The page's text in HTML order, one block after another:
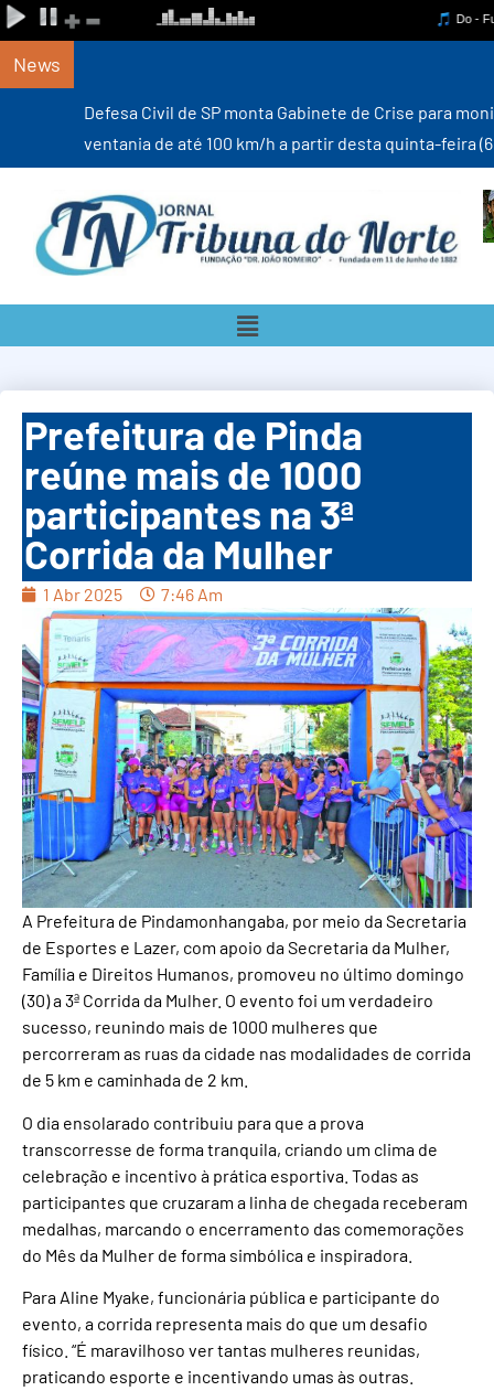
News
Defesa Civil de SP monta Gabinete de Crise para monitorar
ventania de até 100 km/h a partir desta quinta-feira (6)
Prefeitura de Pinda
reúne mais de 1000
participantes na 3ª
Corrida da Mulher
1 Abr 2025 7:46 Am
A Prefeitura de Pindamonhangaba, por meio da Secretaria
de Esportes e Lazer, com apoio da Secretaria da Mulher,
Família e Direitos Humanos, promoveu no último domingo
(30) a 3ª Corrida da Mulher. O evento foi um verdadeiro
sucesso, reunindo mais de 1000 mulheres que
percorreram as ruas da cidade nas modalidades de corrida
de 5 km e caminhada de 2 km.
O dia ensolarado contribuiu para que a prova
transcorresse de forma tranquila, criando um clima de
celebração e incentivo à prática esportiva. Todas as
participantes que cruzaram a linha de chegada receberam
medalhas, marcando o encerramento das comemorações
do Mês da Mulher de forma simbólica e inspiradora.
Para Aline Myake, funcionária pública e participante do
evento, a corrida representa mais do que um desafio
físico. “É maravilhoso ver tantas mulheres reunidas,
praticando esporte e incentivando umas às outras.